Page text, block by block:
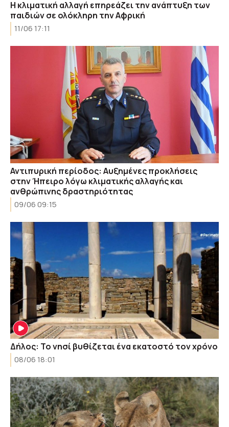
Η κλιματική αλλαγή επηρεάζει την ανάπτυξη των
παιδιών σε ολόκληρη την Αφρική
11/06 17:11
Αντιπυρική περίοδος: Αυξημένες προκλήσεις
στην Ήπειρο λόγω κλιματικής αλλαγής και
ανθρώπινης δραστηριότητας
09/06 09:15
Δήλος: Το νησί βυθίζεται ένα εκατοστό τον χρόνο
08/06 18:01